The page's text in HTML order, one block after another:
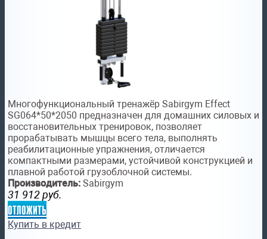
Многофункциональный тренажёр Sabirgym Effect
SG064*50*2050 предназначен для домашних силовых и
восстановительных тренировок, позволяет
прорабатывать мышцы всего тела, выполнять
реабилитационные упражнения, отличается
компактными размерами, устойчивой конструкцией и
плавной работой грузоблочной системы.
Производитель: Sabirgym
31 912 руб.
отложить
Купить в кредит